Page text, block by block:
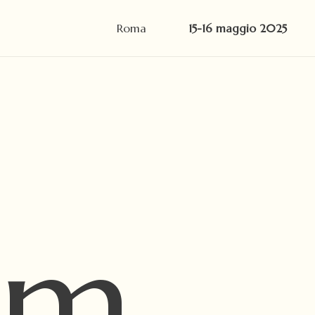
Roma 15-16 maggio 2025